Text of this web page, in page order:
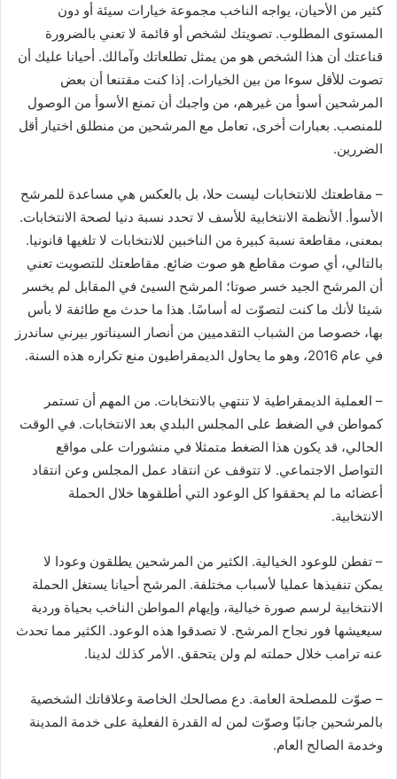
كثير من الأحيان، يواجه الناخب مجموعة خيارات سيئة أو دون
المستوى المطلوب. تصويتك لشخص أو قائمة لا تعني بالضرورة
قناعتك أن هذا الشخص هو من يمثل تطلعاتك وآمالك. أحيانا عليك أن
تصوت للأقل سوءا من بين الخيارات. إذا كنت مقتنعا أن بعض
المرشحين أسوأ من غيرهم، من واجبك أن تمنع الأسوأ من الوصول
للمنصب. بعبارات أخرى، تعامل مع المرشحين من منطلق اختيار أقل
الضررين.
– مقاطعتك للانتخابات ليست حلا، بل بالعكس هي مساعدة للمرشح
الأسوأ. الأنظمة الانتخابية للأسف لا تحدد نسبة دنيا لصحة الانتخابات.
بمعنى، مقاطعة نسبة كبيرة من الناخبين للانتخابات لا تلغيها قانونيا.
بالتالي، أي صوت مقاطع هو صوت ضائع. مقاطعتك للتصويت تعني
أن المرشح الجيد خسر صوتا؛ المرشح السيئ في المقابل لم يخسر
شيئا لأنك ما كنت لتصوّت له أساسًا. هذا ما حدث مع طائفة لا بأس
بها، خصوصا من الشباب التقدميين من أنصار السيناتور بيرني ساندرز
في عام 2016، وهو ما يحاول الديمقراطيون منع تكراره هذه السنة.
– العملية الديمقراطية لا تنتهي بالانتخابات. من المهم أن تستمر
كمواطن في الضغط على المجلس البلدي بعد الانتخابات. في الوقت
الحالي، قد يكون هذا الضغط متمثلا في منشورات على مواقع
التواصل الاجتماعي. لا تتوقف عن انتقاد عمل المجلس وعن انتقاد
أعضائه ما لم يحققوا كل الوعود التي أطلقوها خلال الحملة
الانتخابية.
– تفطن للوعود الخيالية. الكثير من المرشحين يطلقون وعودا لا
يمكن تنفيذها عمليا لأسباب مختلفة. المرشح أحيانا يستغل الحملة
الانتخابية لرسم صورة خيالية، وإيهام المواطن الناخب بحياة وردية
سيعيشها فور نجاح المرشح. لا تصدقوا هذه الوعود. الكثير مما تحدث
عنه ترامب خلال حملته لم ولن يتحقق. الأمر كذلك لدينا.
– صوّت للمصلحة العامة. دع مصالحك الخاصة وعلاقاتك الشخصية
بالمرشحين جانبًا وصوّت لمن له القدرة الفعلية على خدمة المدينة
وخدمة الصالح العام.